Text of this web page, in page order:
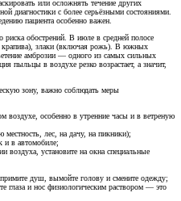
или осложнять течение других
диагностики с более серьёзными состояниями.
пациента особенно важен.
обострений. В июле в средней полосе
крапива), злаки (включая рожь). В южных
амброзии — одного из самых сильных
пыльцы в воздухе резко возрастает, а значит,
зону, важно соблюдать меры
воздухе, особенно в утренние часы и в ветреную
местность, лес, на дачу, на пикники);
и в автомобиле;
воздуха, установите на окна специальные
душ, вымойте голову и смените одежду;
глаза и нос физиологическим раствором — это